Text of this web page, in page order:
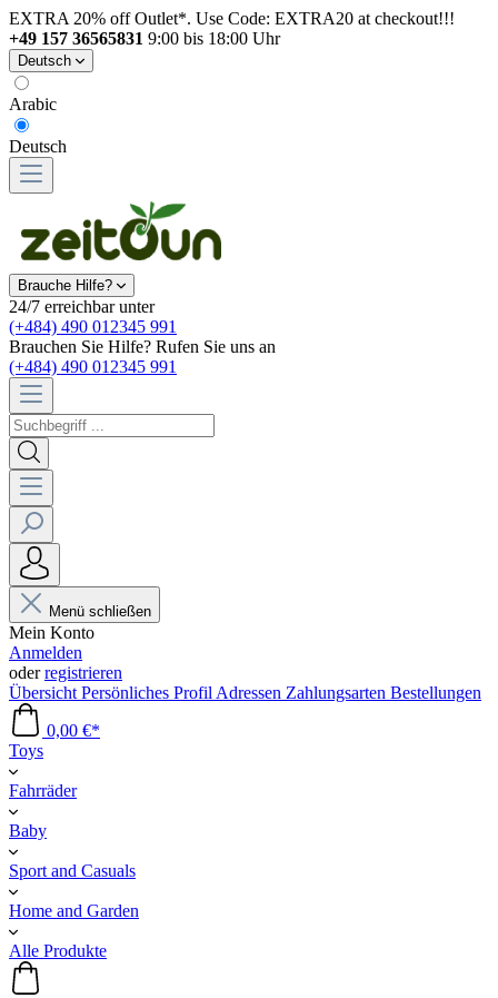
EXTRA 20% off Outlet*. Use Code: EXTRA20 at checkout!!!
+49 157 36565831 9:00 bis 18:00 Uhr
Deutsch
Arabic
Deutsch
Brauche Hilfe?
24/7 erreichbar unter
(+484) 490 012345 991
Brauchen Sie Hilfe? Rufen Sie uns an
(+484) 490 012345 991
Menü schließen
Mein Konto
Anmelden
oderregistrieren
Übersicht Persönliches Profil Adressen Zahlungsarten Bestellungen
0,00 €*
Toys
Fahrräder
Baby
Sport and Casuals
Home and Garden
Alle Produkte